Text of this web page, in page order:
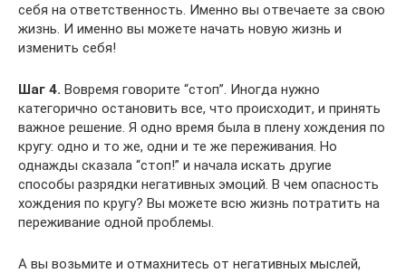
себя на ответственность. Именно вы отвечаете за свою
жизнь. И именно вы можете начать новую жизнь и
изменить себя!
Шаг 4. Вовремя говорите “стоп”. Иногда нужно
категорично остановить все, что происходит, и принять
важное решение. Я одно время была в плену хождения по
кругу: одно и то же, одни и те же переживания. Но
однажды сказала “стоп!” и начала искать другие
способы разрядки негативных эмоций. В чем опасность
хождения по кругу? Вы можете всю жизнь потратить на
переживание одной проблемы.
А вы возьмите и отмахнитесь от негативных мыслей,